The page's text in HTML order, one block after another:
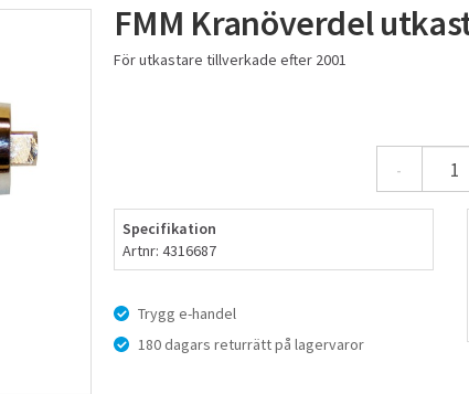
FMM Kranöverdel
För utkastare tillverkade efter 2001
-
Specifikation
Artnr: 4316687
Trygg e-handel
180 dagars returrätt på lagervaror